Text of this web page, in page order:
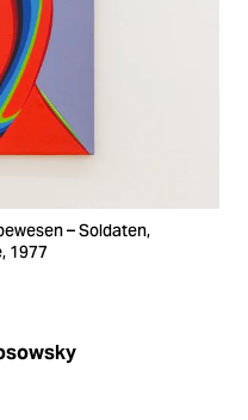
– Soldaten,
1977